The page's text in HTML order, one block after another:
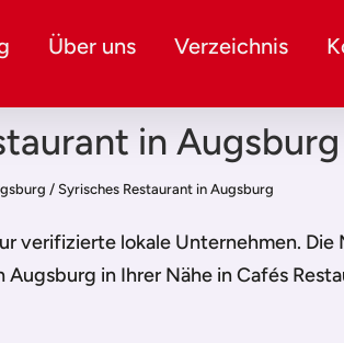
Über uns Verzeichnis
in Augsburg
/ Syrisches Restaurant in Augsburg
verifizierte lokale Unternehmen.
Augsburg in Ihrer Nähe in Cafés